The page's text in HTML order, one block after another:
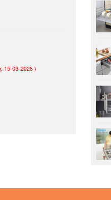
15-03-2026 )